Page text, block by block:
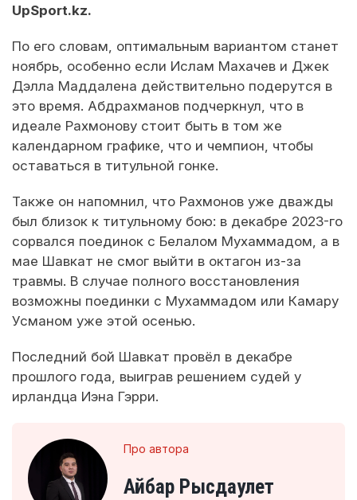
UpSport.kz.
По его словам, оптимальным вариантом станет
ноябрь, особенно если Ислам Махачев и Джек
Дэлла Маддалена действительно подерутся в
это время. Абдрахманов подчеркнул, что в
идеале Рахмонову стоит быть в том же
календарном графике, что и чемпион, чтобы
оставаться в титульной гонке.
Также он напомнил, что Рахмонов уже дважды
был близок к титульному бою: в декабре 2023-го
сорвался поединок с Белалом Мухаммадом, а в
мае Шавкат не смог выйти в октагон из-за
травмы. В случае полного восстановления
возможны поединки с Мухаммадом или Камару
Усманом уже этой осенью.
Последний бой Шавкат провёл в декабре
прошлого года, выиграв решением судей у
ирландца Иэна Гэрри.
Про автора
Айбар Рысдаулет